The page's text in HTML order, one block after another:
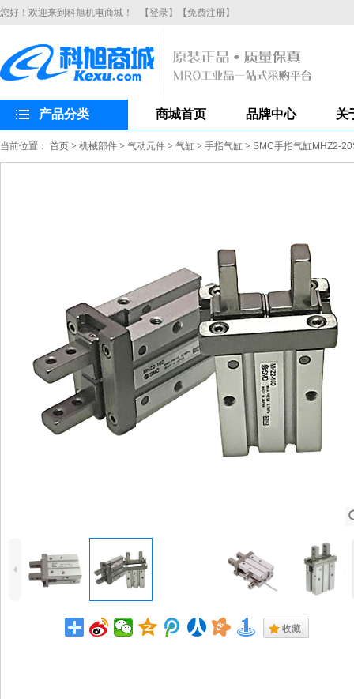
您好！欢迎来到科旭机电商城！ 【登录】 【免费注册】
产品分类 商城首页 品牌中心 关
当前位置： 首页 > 机械部件 > 气动元件 > 气缸 > 手指气缸 > SMC手指气缸MHZ2-
4
. 收藏